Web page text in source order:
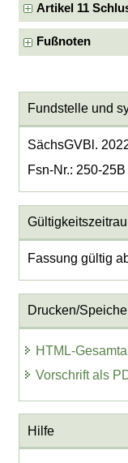
Artikel 11
Fußnoten
Fundstelle und
SächsGVBl.
Fsn-Nr.: 250-25B
Fassung gültig
Drucken/
HTML-
Vorschrift als
Hilfe